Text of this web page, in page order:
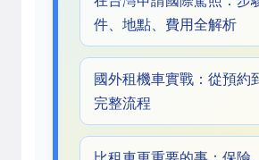
件、地點、費用全解析
國外租機車實戰：從預約
完整流程